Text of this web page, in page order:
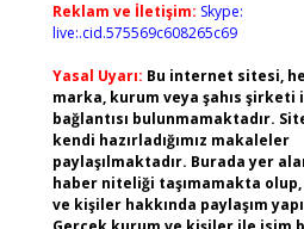
Reklam ve İletişim: Skype:
live:.cid.575569c608265c69
Yasal Uyarı: Bu internet sitesi,
marka, kurum veya şahıs şirketi
bağlantısı bulunmamaktadır.
kendi hazırladığımız makaleler
paylaşılmaktadır. Burada yer
haber niteliği taşımamakta
ve kişiler hakkında paylaşım